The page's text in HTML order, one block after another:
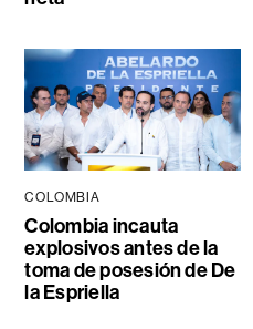
COLOMBIA
Colombia incauta
explosivos antes de la
toma de posesión de De
la Espriella